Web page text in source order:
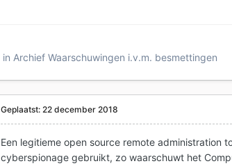
in Archief Waarschuwingen i.v.m. besmettingen
Geplaatst:22 december 2018
Een legitieme open source remote administration
cyberspionage gebruikt, zo waarschuwt het